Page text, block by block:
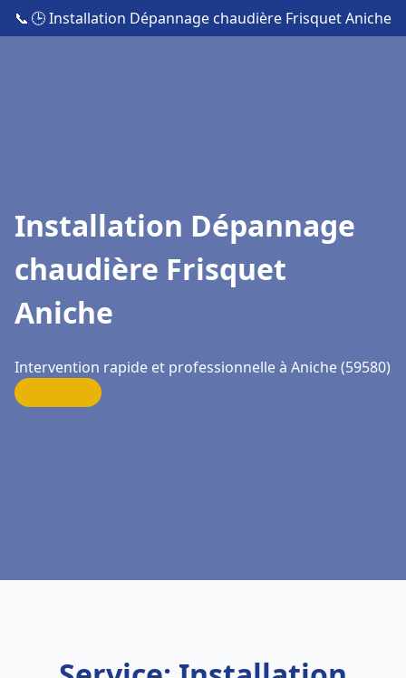
📞 🕒 Installation Dépannage chaudière Frisquet Aniche
Installation Dépannage
chaudière Frisquet
Aniche
Intervention rapide et professionnelle à Aniche (59580)